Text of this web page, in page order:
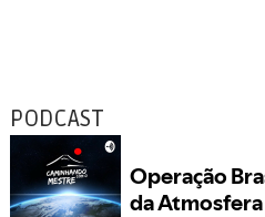
PODCAST